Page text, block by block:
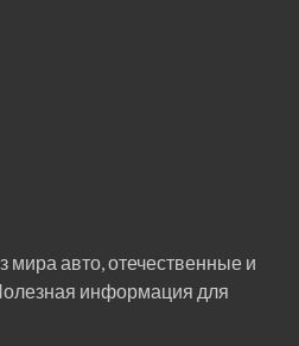
мира авто, отечественные и
информация для